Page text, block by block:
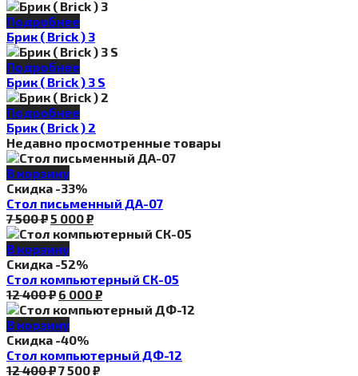
Подробнее
Брик ( Brick ) 3
Подробнее
Брик ( Brick ) 3 S
Подробнее
Брик ( Brick ) 2
Недавно просмотренные товары
В корзину
Скидка -33%
Стол письменный ДА-07
7 500₽ Первоначальная
цена
составляла
7
500 ₽.
5 000₽Текущая
цена:
В корзину
Скидка -52%
Стол компьютерный СК-05
12 400₽ Первоначальная
цена
составляла
12
400 ₽.
6 000₽Текущая
цена:
В корзину
Скидка -40%
Стол компьютерный ДФ-12
12 400₽Первоначальная
7 500₽Текущая